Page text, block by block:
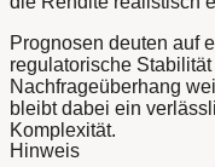
Prognosen deuten auf
regulatorische
Nachfrageüberhang
bleibt dabei ein
Komplexität.
Hinweis